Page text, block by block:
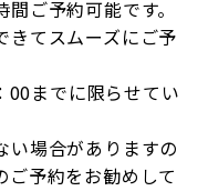
ご予約可能です。
きてスムーズにご予
00までに限らせてい
い場合がありますの
ご予約をお勧めして